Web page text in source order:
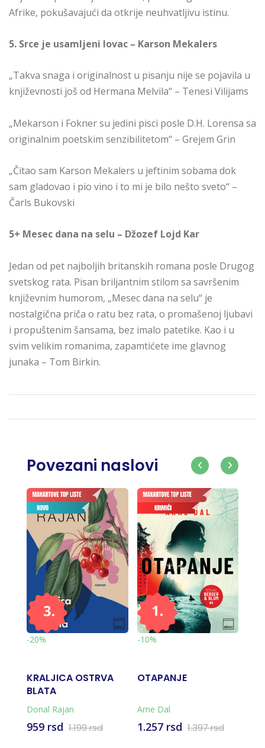
Afrike, pokušavajući da otkrije neuhvatljivu istinu.
5. Srce je usamljeni lovac – Karson Mekalers
„Takva snaga i originalnost u pisanju nije se pojavila u
književnosti još od Hermana Melvila“ – Tenesi Vilijams
„Mekarson i Fokner su jedini pisci posle D.H. Lorensa sa
originalnim poetskim senzibilitetom“ – Grejem Grin
„Čitao sam Karson Mekalers u jeftinim sobama dok
sam gladovao i pio vino i to mi je bilo nešto sveto“ –
Čarls Bukovski
5+ Mesec dana na selu – Džozef Lojd Kar
Jedan od pet najboljih britanskih romana posle Drugog
svetskog rata. Pisan briljantnim stilom sa savršenim
književnim humorom, „Mesec dana na selu“ je
nostalgična priča o ratu bez rata, o promašenoj ljubavi
i propuštenim šansama, bez imalo patetike. Kao i u
svim velikim romanima, zapamtićete ime glavnog
junaka – Tom Birkin.
Povezani naslovi
-20%
KRALJICA OSTRVA
BLATA
Donal Rajan
959 rsd 1.199 rsd
-10%
OTAPANJE
Arne Dal
1.257 rsd 1.397 rsd